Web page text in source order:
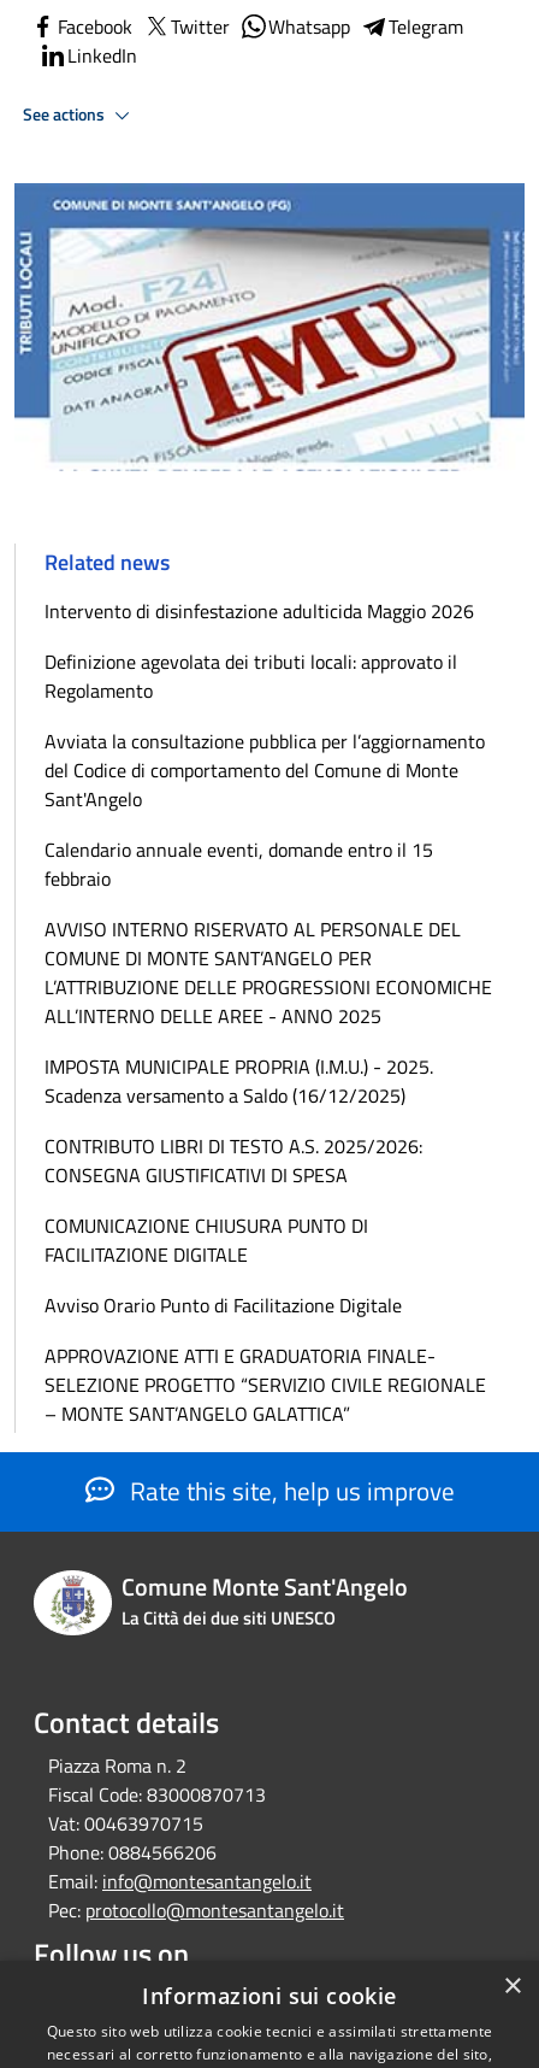
Facebook Twitter Whatsapp
Telegram
LinkedIn
See actions
Related news
Intervento di disinfestazione adulticida Maggio 2026
Definizione agevolata dei tributi locali: approvato il
Regolamento
Avviata la consultazione pubblica per l’aggiornamento
del Codice di comportamento del Comune di Monte
Sant'Angelo
Calendario annuale eventi, domande entro il 15
febbraio
AVVISO INTERNO RISERVATO AL PERSONALE DEL
COMUNE DI MONTE SANT’ANGELO PER
L’ATTRIBUZIONE DELLE PROGRESSIONI ECONOMICHE
ALL’INTERNO DELLE AREE - ANNO 2025
IMPOSTA MUNICIPALE PROPRIA (I.M.U.) - 2025.
Scadenza versamento a Saldo (16/12/2025)
CONTRIBUTO LIBRI DI TESTO A.S. 2025/2026:
CONSEGNA GIUSTIFICATIVI DI SPESA
COMUNICAZIONE CHIUSURA PUNTO DI
FACILITAZIONE DIGITALE
Avviso Orario Punto di Facilitazione Digitale
APPROVAZIONE ATTI E GRADUATORIA FINALE-
SELEZIONE PROGETTO “SERVIZIO CIVILE REGIONALE
– MONTE SANT’ANGELO GALATTICA”
Rate this site, help us improve
Comune Monte Sant'Angelo
La Città dei due siti UNESCO
Contact details
Piazza Roma n. 2
Fiscal Code:83000870713
Vat:00463970715
Phone:0884566206
Email: info@montesantangelo.it
Pec: protocollo@montesantangelo.it
Follow us on
FacebookYoutubeInstagramTelegramWhatsapp ×
Informazioni sui cookie
Questo sito web utilizza cookie tecnici e assimilati strettamente
necessari al corretto funzionamento e alla navigazione del sito,